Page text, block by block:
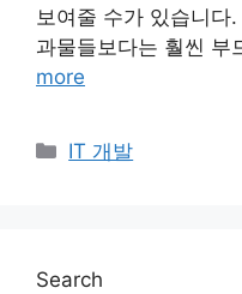
보여줄 수가 있습니다
과물들보다는 훨씬 부
more
Categories
IT 개발
Search